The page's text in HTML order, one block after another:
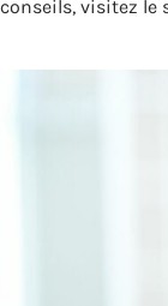
conseils, visitez le